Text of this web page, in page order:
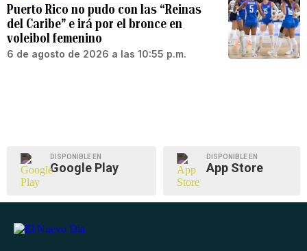
Puerto Rico no pudo con las “Reinas
del Caribe” e irá por el bronce en
voleibol femenino
6 de agosto de 2026 a las 10:55 p.m.
DISPONIBLE EN
Google Play
DISPONIBLE EN
App Store